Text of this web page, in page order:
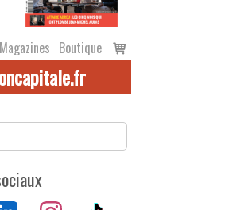
Magazines Boutique
Voir
le